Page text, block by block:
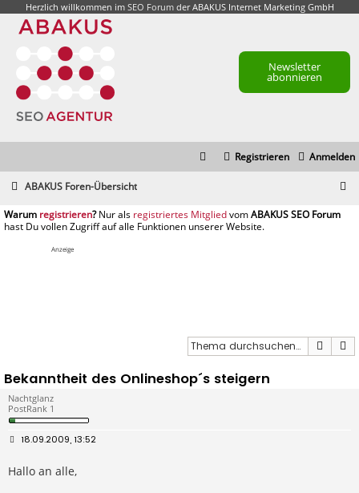
Herzlich willkommen im SEO Forumder ABAKUS Internet Marketing GmbH
Newsletter
abonnieren
Anmelden
Registrieren
ABAKUS Foren-Übersicht
registrieren registriertes Mitglied
Anzeige
Suche
Bekanntheit des Onlineshop´s steigern
Nachtglanz
PostRank 1
B
t
r
18.09.2009, 13:52
Hallo an alle,